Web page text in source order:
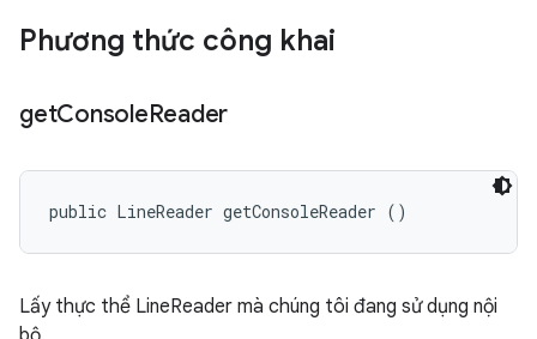
Phương thức công khai
getConsoleReader
public LineReader getConsoleReader ()
Lấy thực thể LineReader mà chúng tôi đang sử dụng nội